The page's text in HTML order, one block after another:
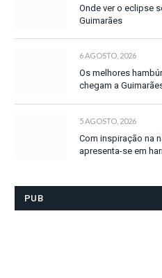
Onde ver o eclipse
Guimarães
6 AGOSTO, 2026
Os melhores
chegam a
5 AGOSTO, 2026
Com inspiração na
apresenta-se em
PUB